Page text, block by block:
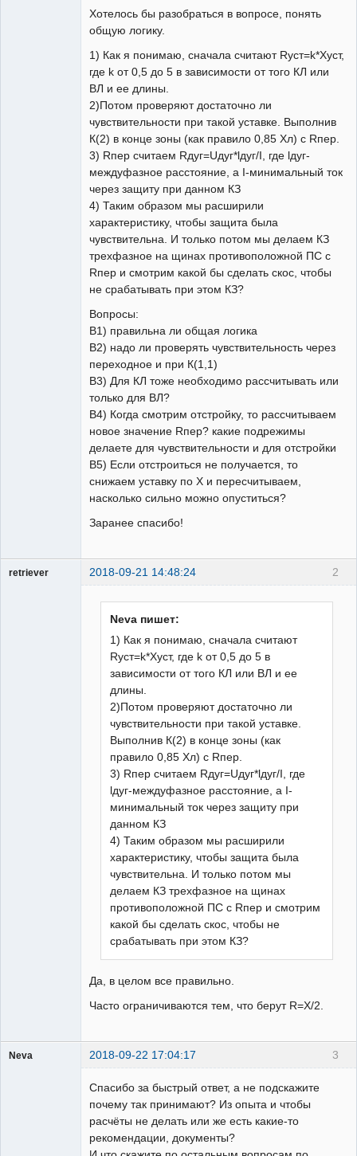
Хотелось бы разобраться в вопросе, понять
общую логику.
1) Как я понимаю, сначала считают Rуст=k*Xуст,
где k от 0,5 до 5 в зависимости от того КЛ или
ВЛ и ее длины.
2)Потом проверяют достаточно ли
чувствительности при такой уставке. Выполнив
К(2) в конце зоны (как правило 0,85 Xл) с Rпер.
3) Rпер считаем Rдуг=Uдуг*lдуг/I, где lдуг-
междуфазное расстояние, а I-минимальный ток
через защиту при данном КЗ
4) Таким образом мы расширили
характеристику, чтобы защита была
чувствительна. И только потом мы делаем КЗ
трехфазное на щинах противоположной ПС с
Rпер и смотрим какой бы сделать скос, чтобы
не срабатывать при этом КЗ?
Вопросы:
В1) правильна ли общая логика
В2) надо ли проверять чувствительность через
переходное и при К(1,1)
В3) Для КЛ тоже необходимо рассчитывать или
только для ВЛ?
В4) Когда смотрим отстройку, то рассчитываем
новое значение Rпер? какие подрежимы
делаете для чувствительности и для отстройки
В5) Если отстроиться не получается, то
снижаем уставку по X и пересчитываем,
насколько сильно можно опуститься?
Заранее спасибо!
2
retriever 2018-09-21 14:48:24
Neva пишет:
1) Как я понимаю, сначала считают
Rуст=k*Xуст, где k от 0,5 до 5 в
зависимости от того КЛ или ВЛ и ее
длины.
2)Потом проверяют достаточно ли
чувствительности при такой уставке.
Выполнив К(2) в конце зоны (как
правило 0,85 Xл) с Rпер.
3) Rпер считаем Rдуг=Uдуг*lдуг/I, где
lдуг-междуфазное расстояние, а I-
минимальный ток через защиту при
данном КЗ
4) Таким образом мы расширили
характеристику, чтобы защита была
чувствительна. И только потом мы
делаем КЗ трехфазное на щинах
противоположной ПС с Rпер и смотрим
какой бы сделать скос, чтобы не
срабатывать при этом КЗ?
Да, в целом все правильно.
Часто ограничиваются тем, что берут R=X/2.
3
Neva 2018-09-22 17:04:17
Спасибо за быстрый ответ, а не подскажите
почему так принимают? Из опыта и чтобы
расчёты не делать или же есть какие-то
рекомендации, документы?